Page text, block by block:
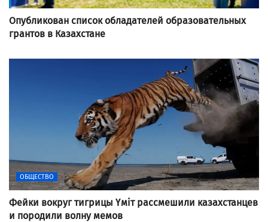
Опубликован список обладателей образовательных
грантов в Казахстане
ОБЩЕСТВО
Фейки вокруг тигрицы Үміт рассмешили казахстанцев
и породили волну мемов